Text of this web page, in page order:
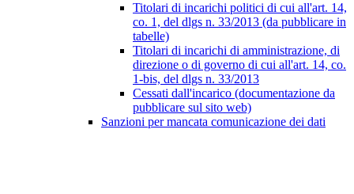
Titolari di incarichi politici di cui all'art. 14,
co. 1, del dlgs n. 33/2013 (da pubblicare in
tabelle)
Titolari di incarichi di amministrazione, di
direzione o di governo di cui all'art. 14, co.
1-bis, del dlgs n. 33/2013
Cessati dall'incarico (documentazione da
pubblicare sul sito web)
Sanzioni per mancata comunicazione dei dati